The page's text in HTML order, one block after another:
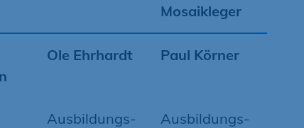
Mosaikleger
Ole Ehrhardt
Ausbildungs-
Paul Körner
Ausbildungs-